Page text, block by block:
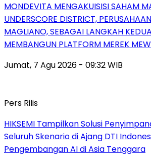
MONDEVITA MENGAKUISISI SAHAM
UNDERSCORE DISTRICT,
MAGLIANO, SEBAGAI LANGKAH
MEMBANGUN PLATFORM MEREK
Jumat, 7 Agu 2026 - 09:32 WIB
Pers Rilis
HIKSEMI Tampilkan Solusi
Seluruh Skenario di Ajang DTI
Pengembangan AI di Asia Tenggara